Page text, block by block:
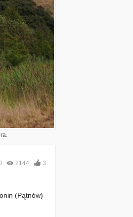
2144 3
(Pątnów)